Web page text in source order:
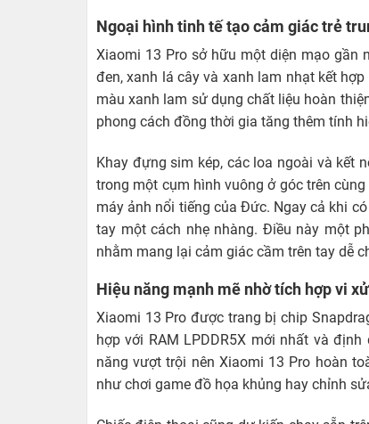
Ngoại hình tinh tế tạo cảm giác trẻ
Xiaomi 13 Pro sở hữu một diện mạo gần
đen, xanh lá cây và xanh lam nhạt kết
màu xanh lam sử dụng chất liệu hoàn
phong cách đồng thời gia tăng thêm tính